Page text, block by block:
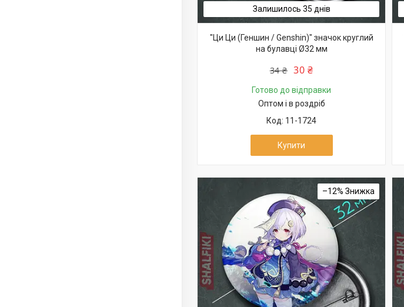
Залишилось 35 днів
"Ци Ци (Геншин / Genshin)" значок круглий
на булавці Ø32 мм
34 ₴ 30 ₴
Готово до відправки
Оптом і в роздріб
11-1724
Купити
–12%